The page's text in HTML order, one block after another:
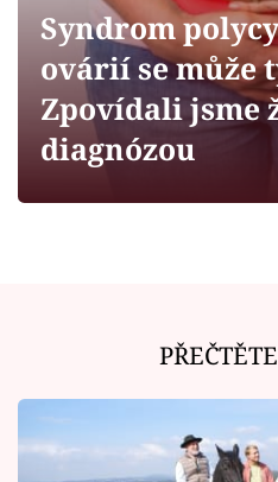
Sledujte prima+
Filmový festival
Sledujte nás
Syndrom
ovárií se může
Zpovídali jsme
diagnózou